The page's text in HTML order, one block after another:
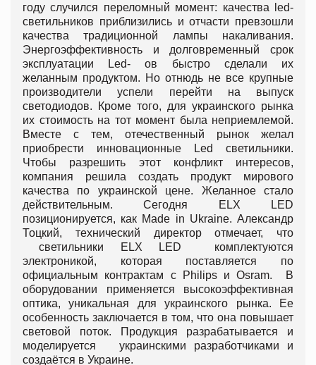
году случился переломный момент: качества led-
светильников приблизились и отчасти превзошли
качества традиционной лампы накаливания.
Энергоэффективность и долговременный срок
эксплуатации Led- ов быстро сделали их
желанным продуктом. Но отнюдь не все крупные
производители успели перейти на выпуск
светодиодов. Кроме того, для украинского рынка
их стоимость на тот момент была неприемлемой.
Вместе с тем, отечественный рынок желал
приобрести инновационные Led светильники.
Чтобы разрешить этот конфликт интересов,
компания решила создать продукт мирового
качества по украинской цене. Желанное стало
действительным. Сегодня ELX LED
позиционируется, как Made in Ukraine. Александр
Тоцкий, технический директор отмечает, что
светильники ELX LED комплектуются
электроникой, которая поставляется по
официальным контрактам с Philips и Osram. В
оборудовании применяется высокоэффективная
оптика, уникальная для украинского рынка. Ее
особенность заключается в том, что она повышает
световой поток. Продукция разрабатывается и
моделируется украинскими разработчиками и
создаётся в Украине.